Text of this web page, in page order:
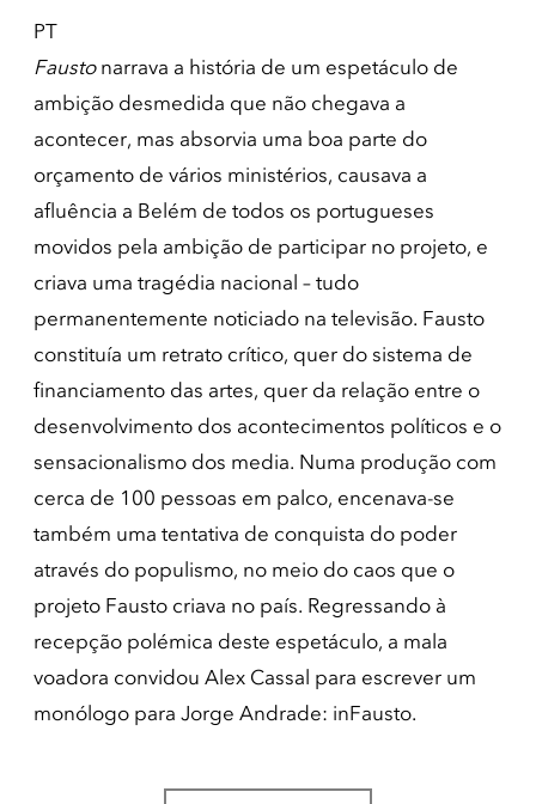
PT
Faustonarrava a história de um espetáculo de
ambição desmedida que não chegava a
acontecer, mas absorvia uma boa parte do
orçamento de vários ministérios, causava a
afluência a Belém de todos os portugueses
movidos pela ambição de participar no projeto, e
criava uma tragédia nacional – tudo
permanentemente noticiado na televisão. Fausto
constituía um retrato crítico, quer do sistema de
financiamento das artes, quer da relação entre o
desenvolvimento dos acontecimentos políticos e o
sensacionalismo dos media. Numa produção com
cerca de 100 pessoas em palco, encenava-se
também uma tentativa de conquista do poder
através do populismo, no meio do caos que o
projeto Fausto criava no país. Regressando à
recepção polémica deste espetáculo, a mala
voadora convidou Alex Cassal para escrever um
monólogo para Jorge Andrade: inFausto.